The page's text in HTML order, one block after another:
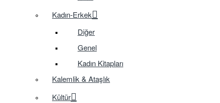
Kadın-Erkek
Diğer
Genel
Kadın Kitapları
Kalemlik & Ataşlık
Kültür